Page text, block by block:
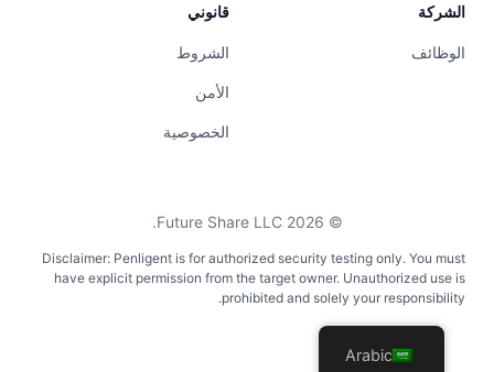
الشركة
الوظائف
قانوني
الشروط
الأمن
الخصوصية
©
2026
Future Share LLC.
Disclaimer: Penligent is for authorized security testing only. You must
have explicit permission from the target owner. Unauthorized use is
prohibited and solely your responsibility.
Arabic